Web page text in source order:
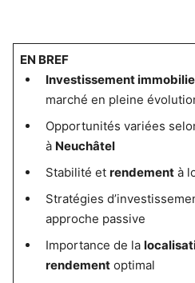
EN BREF
Investissement
marché en pleine
Opportunités variées
à Neuchâtel
Stabilité et rendementà
Stratégies
approche passive
Importance de la
rendementoptimal